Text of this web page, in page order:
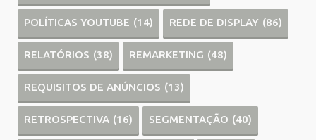
POLÍTICAS YOUTUBE (14) REDE DE DISPLAY (86)
RELATÓRIOS (38) REMARKETING (48)
REQUISITOS DE ANÚNCIOS (13)
RETROSPECTIVA (16) SEGMENTAÇÃO (40)